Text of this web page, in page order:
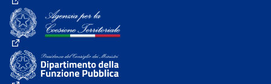
(Collegamento esterno)
(Collegamento esterno)